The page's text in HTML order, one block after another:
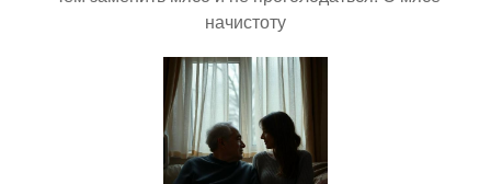
начистоту